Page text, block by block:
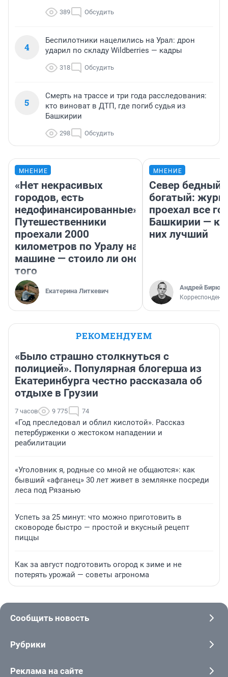
389 Обсудить
4
Беспилотники нацелились на Урал: дрон
ударил по складу Wildberries — кадры
318 Обсудить
5
Смерть на трассе и три года расследования:
кто виноват в ДТП, где погиб судья из
Башкирии
298 Обсудить
МНЕНИЕ
«Нет некрасивых
городов, есть
недофинансированные».
Путешественники
проехали 2000
километров по Уралу на
машине — стоило ли оно
того
Екатерина Литкевич
МНЕНИЕ
Север бедный,
богатый:
проехал все
Башкирии —
них лучший
Андрей
Корреспондент
РЕКОМЕНДУЕМ
«Было страшно столкнуться с
полицией». Популярная блогерша из
Екатеринбурга честно рассказала об
отдыхе в Грузии
7 часов 9 775 74
«Год преследовал и облил кислотой». Рассказ
петербурженки о жестоком нападении и
реабилитации
«Уголовник я, родные со мной не общаются»: как
бывший «афганец» 30 лет живет в землянке посреди
леса под Рязанью
Успеть за 25 минут: что можно приготовить в
сковороде быстро — простой и вкусный рецепт
пиццы
Как за август подготовить огород к зиме и не
потерять урожай — советы агронома
Сообщить новость
Рубрики
Реклама на сайте